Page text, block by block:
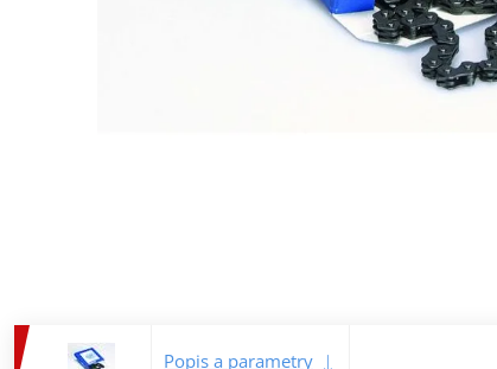
Popis a parametry